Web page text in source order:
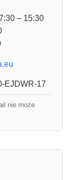
– 15:30
EJDWR-17
nie może